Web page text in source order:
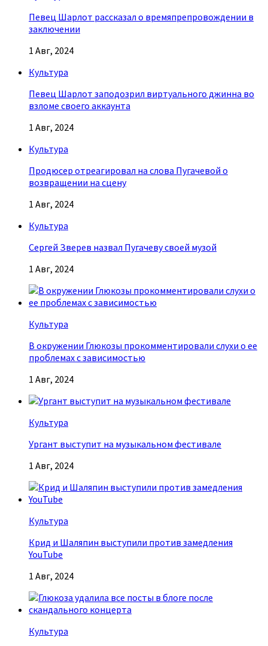
Певец Шарлот рассказал о времяпрепровождении в
заключении
1 Авг, 2024
Культура
Певец Шарлот заподозрил виртуального джинна во
взломе своего аккаунта
1 Авг, 2024
Культура
Продюсер отреагировал на слова Пугачевой о
возвращении на сцену
1 Авг, 2024
Культура
Сергей Зверев назвал Пугачеву своей музой
1 Авг, 2024
Культура
В окружении Глюкозы прокомментировали слухи о ее
проблемах с зависимостью
1 Авг, 2024
Культура
Ургант выступит на музыкальном фестивале
1 Авг, 2024
Культура
Крид и Шаляпин выступили против замедления
YouTube
1 Авг, 2024
Культура